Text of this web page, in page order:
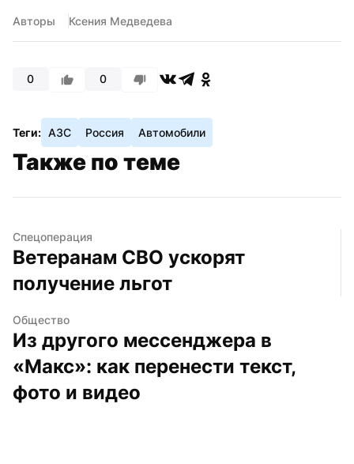
Авторы Ксения Медведева
0 0
Теги: АЗС Россия Автомобили
Также по теме
Спецоперация
Ветеранам СВО ускорят
получение льгот
Общество
Из другого мессенджера в
«Макс»: как перенести текст,
фото и видео